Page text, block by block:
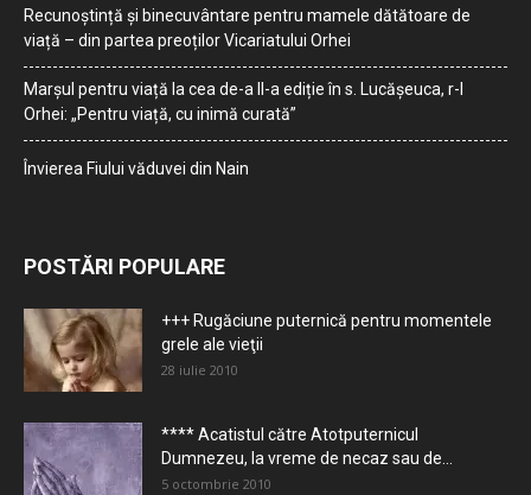
Recunoștință și binecuvântare pentru mamele dătătoare de
viață – din partea preoților Vicariatului Orhei
Marșul pentru viață la cea de-a II-a ediție în s. Lucășeuca, r-l
Orhei: „Pentru viață, cu inimă curată”
Învierea Fiului văduvei din Nain
POSTĂRI POPULARE
+++ Rugăciune puternică pentru momentele
grele ale vieţii
28 iulie 2010
**** Acatistul către Atotputernicul
Dumnezeu, la vreme de necaz sau de...
5 octombrie 2010